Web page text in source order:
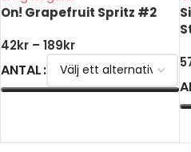
On! Grapefruit Spritz #2
42kr – 189kr
ANTAL